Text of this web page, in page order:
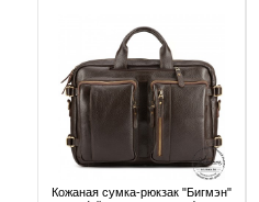
Кожаная сумка-рюкзак "Бигмэн"